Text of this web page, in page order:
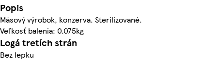
Popis
Mäsový výrobok, konzerva. Sterilizované.
Veľkosť balenia: 0.075kg
Logá tretích strán
Bez lepku